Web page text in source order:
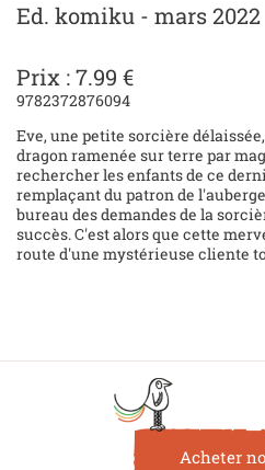
Ed. komiku - mars 2022
Prix : 7.99 €
9782372876094
Eve, une petite sorcière
dragon ramenée sur terre par
rechercher les enfants de ce
remplaçant du patron de
bureau des demandes de la
succès. C'est alors que cette
route d'une mystérieuse cliente
Acheter